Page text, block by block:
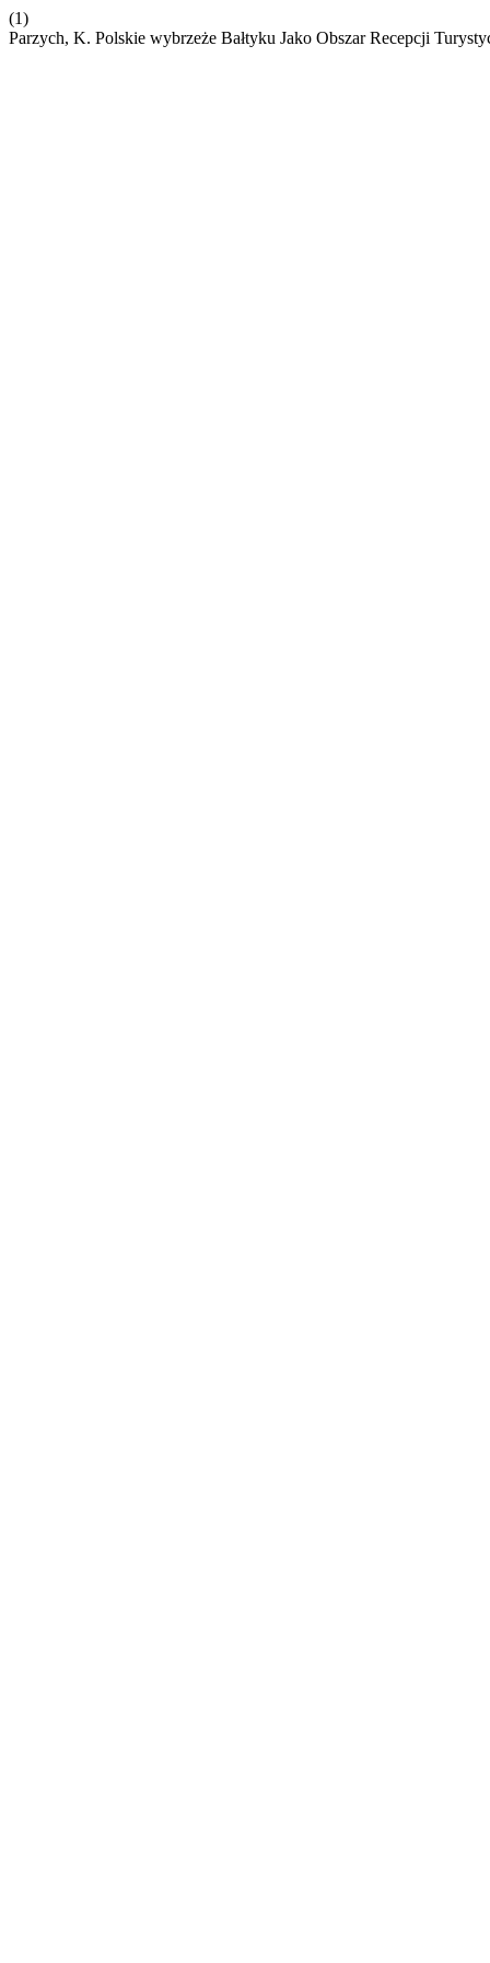
(1)
Parzych, K. Polskie wybrzeże Bałtyku Jako Obszar Recepcji